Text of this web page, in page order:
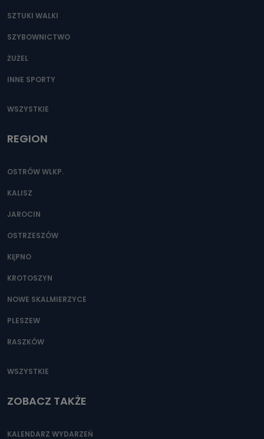
SZTUKI WALKI
SZYBOWNICTWO
ŻUŻEL
INNE SPORTY
WSZYSTKIE
REGION
OSTRÓW WLKP.
KALISZ
JAROCIN
OSTRZESZÓW
KĘPNO
KROTOSZYN
NOWE SKALMIERZYCE
PLESZEW
RASZKÓW
WSZYSTKIE
ZOBACZ TAKŻE
KALENDARZ WYDARZEŃ